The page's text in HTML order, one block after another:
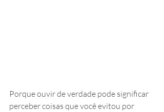
Porque ouvir de verdade pode significar
perceber coisas que você evitou por